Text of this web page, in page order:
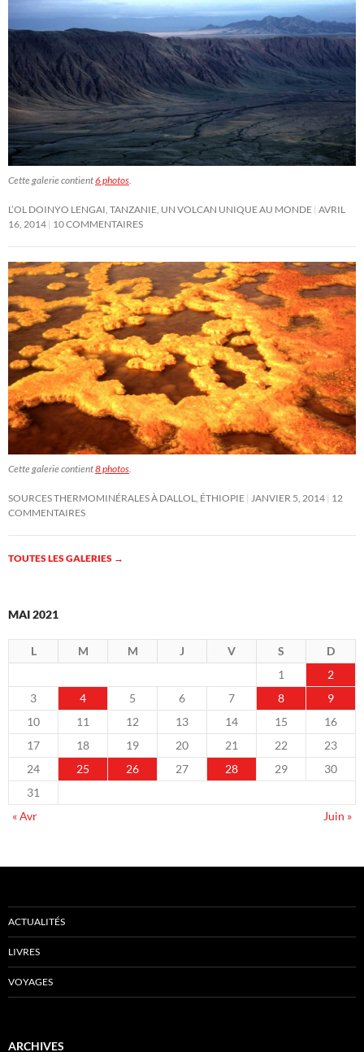
Cette galerie contient6 photos.
L’OL DOINYO LENGAI, TANZANIE, UN VOLCAN UNIQUE AU MONDE AVRIL
16, 2014 10 COMMENTAIRES
Cette galerie contient8 photos.
SOURCES THERMOMINÉRALES À DALLOL, ÉTHIOPIE JANVIER 5, 2014 12
COMMENTAIRES
TOUTES LES GALERIES →
MAI 2021
L M M J V S
D
1
2
3
4 5 6 7 8
9
10
11 12 13 14 15
16
17
18 19 20 21 22
23
24
25 26 27 28 29
30
31
« Avr
Juin »
ACTUALITÉS
LIVRES
VOYAGES
ARCHIVES